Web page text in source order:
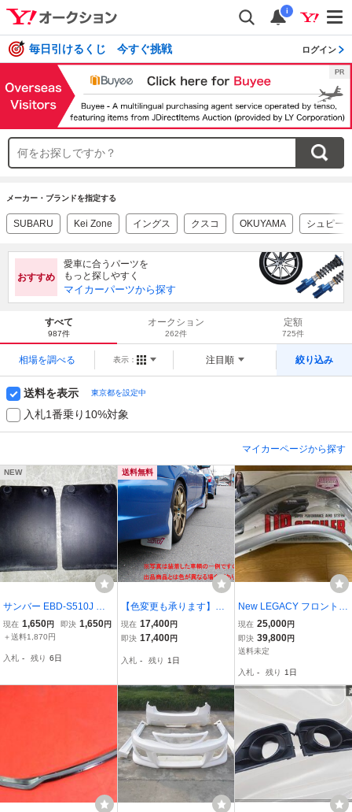
i
毎日引けるくじ 今すぐ挑戦 ログイン
メーカー・ブランドを指定する
SUBARU Kei Zone イングス クスコ OKUYAMA シュピー
おすすめ
愛車に合うパーツを
もっと探しやすく
マイカーパーツから探す
すべて
987件
オークション
262件
定額
725件
相場を調べる 表示： 注目順 絞り込み
送料を表示 東京都を設定中
入札1番乗り10%対象
マイカーページから探す
NEW
サンバー EBD-S510J リ
アマッドガード 左右セッ
ト 純正品番662419750
現在 1,650円 即決 1,650円
＋送料1,870円
入札 - 残り 6日
送料無料
【色変更も承ります】GD
系インプレッサ（GDA/G
DB）用マッドフラップ
（赤）/STi互換品【全国
現在 17,400円
即決 17,400円
入札 - 残り 1日
New LEGACY フロントリ
ップスポイラー ライト
シルバーメタリック 93.
10〜 PLS-F001
現在 25,000円
即決 39,800円
送料未定
入札 - 残り 1日